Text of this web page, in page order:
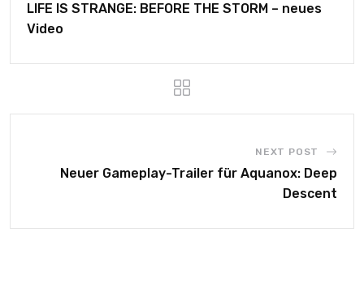
LIFE IS STRANGE: BEFORE THE STORM – neues
Video
NEXT POST
Neuer Gameplay-Trailer für Aquanox: Deep
Descent